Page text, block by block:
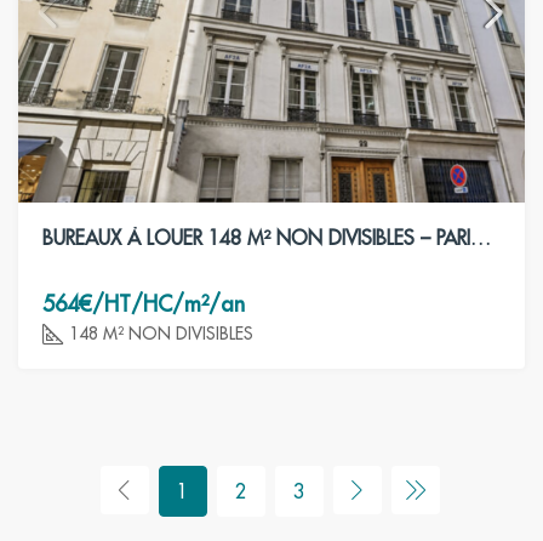
BUREAUX À LOUER 148 M² NON DIVISIBLES – PARIS 9ÈME
564€/HT/HC/m²/an
148 M² NON DIVISIBLES
1 2 3